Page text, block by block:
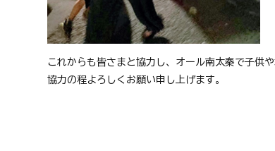
これからも皆さまと協力し、オール南太秦で子供
協力の程よろしくお願い申し上げます。